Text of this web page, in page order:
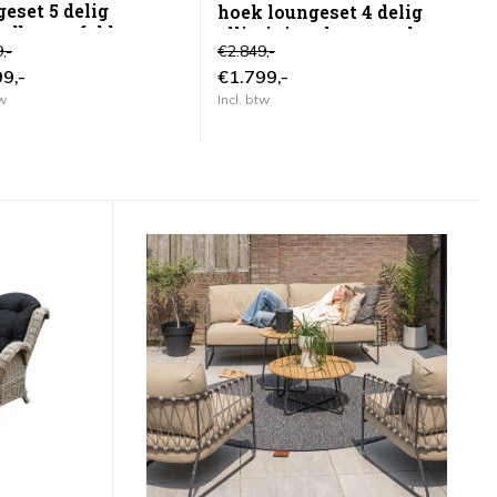
5 delig
tafel latte
hoek loungeset 4 delig
alliminium latte zand
€2.849,-
€1.799,-
Incl. btw